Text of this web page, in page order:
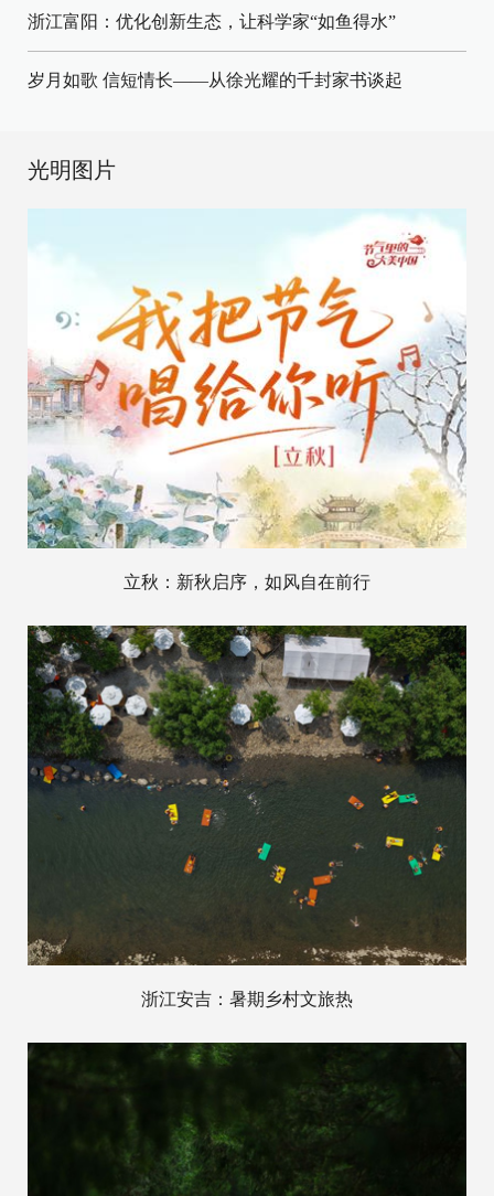
浙江富阳：优化创新生态，让科学家“如鱼得水”
岁月如歌 信短情长——从徐光耀的千封家书谈起
光明图片
立秋：新秋启序，如风自在前行
浙江安吉：暑期乡村文旅热